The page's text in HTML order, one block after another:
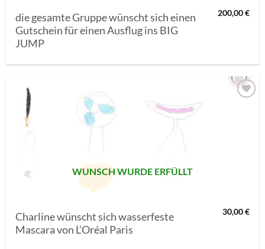
die gesamte Gruppe wünscht sich einen
Gutschein für einen Ausflug ins BIG
JUMP
200,00€
WUNSCH WURDE ERFÜLLT
Charline wünscht sich wasserfeste
Mascara von L’Oréal Paris
30,00€